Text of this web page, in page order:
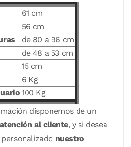
61 cm
56 cm
de 80 a 96 cm
de 48 a 53 cm
15 cm
6 Kg
100 Kg
disponemos de un
al cliente, y si desea
nuestro